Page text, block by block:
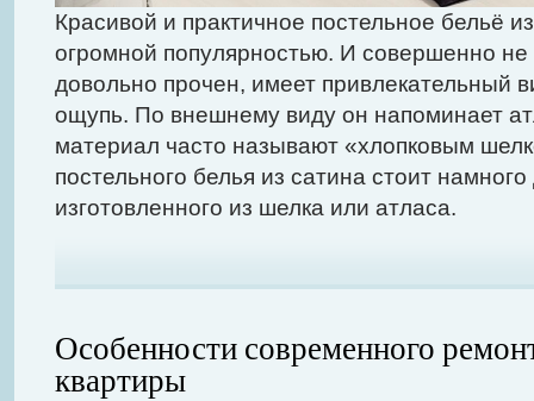
Красивой и практичное постельное бельё
огромной популярностью. И совершенно не
довольно прочен, имеет привлекательный
ощупь. По внешнему виду он напоминает
материал часто называют «хлопковым
постельного белья из сатина стоит
изготовленного из шелка или атласа.
Особенности современного
квартиры